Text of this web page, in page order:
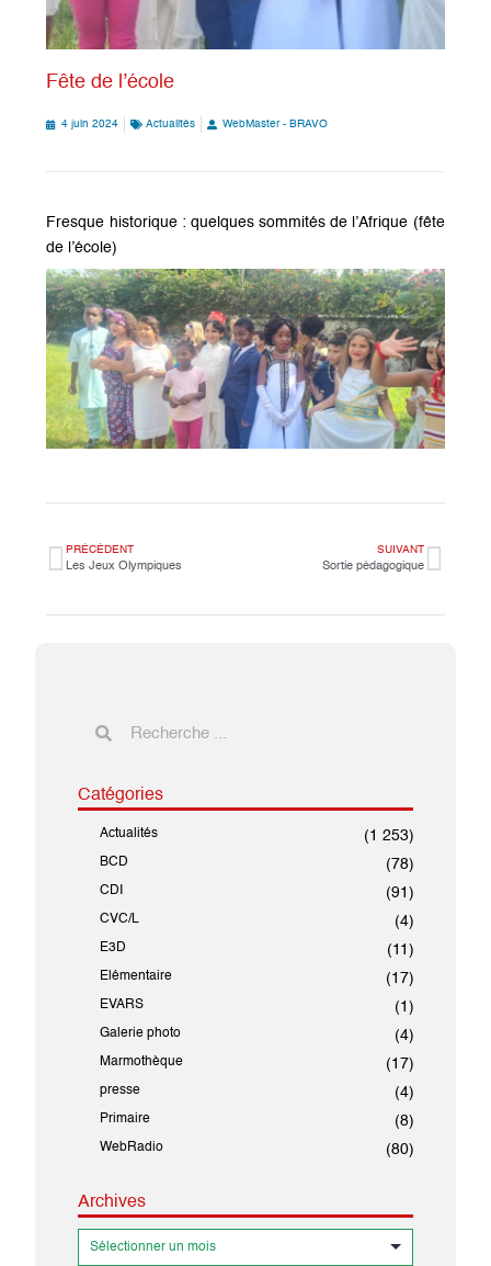
Fête de l’école
4 juin 2024 Actualités WebMaster - BRAVO
Fresque historique : quelques sommités de l’Afrique (fête
de l’école)
PRÉCÉDENT
Les Jeux Olympiques
SUIVANT
Sortie pédagogique
Catégories
Actualités (1 253)
BCD (78)
CDI (91)
CVC/L (4)
E3D (11)
Elémentaire (17)
EVARS (1)
Galerie photo (4)
Marmothèque (17)
presse (4)
Primaire (8)
WebRadio (80)
Archives